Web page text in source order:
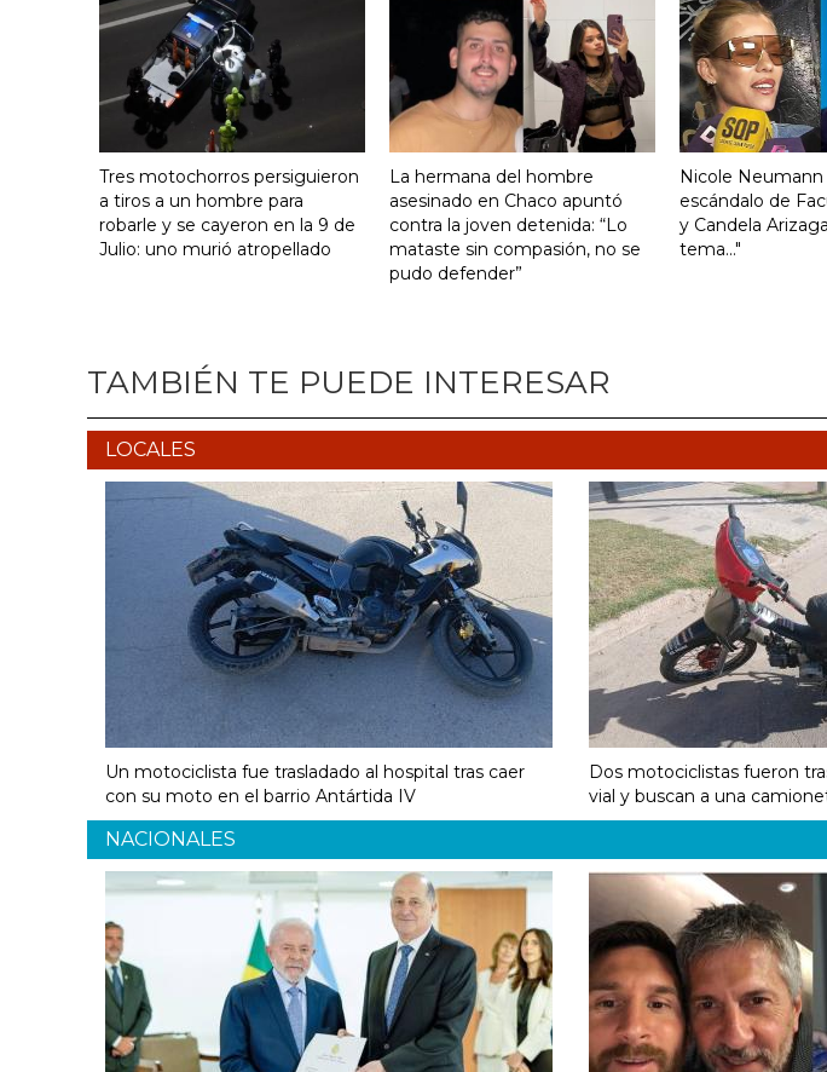
a tiros a un hombre para
robarle y se cayeron en la 9 de
Julio: uno murió atropellado
asesinado en Chaco apuntó
contra la joven detenida: “Lo
mataste sin compasión, no se
pudo defender”
escándalo de
y Candela
tema..."
TAMBIÉN TE PUEDE INTERESAR
LOCALES
con su moto en el barrio Antártida IV
vial y buscan a una
NACIONALES